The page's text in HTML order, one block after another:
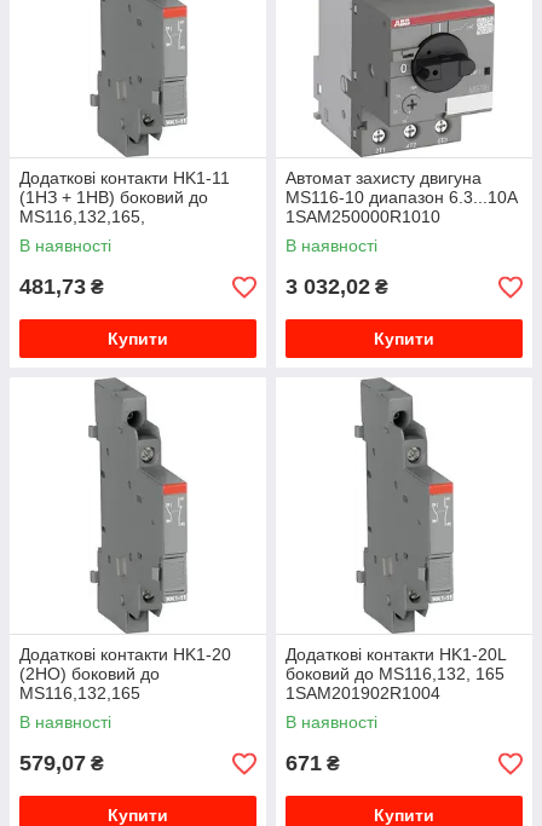
Додаткові контакти HK1-11
(1НЗ + 1НВ) боковий до
MS116,132,165,
1SAM201902R1001
В наявності
481,73 ₴
Купити
Автомат захисту двигуна
MS116-10 диапазон 6.3...10A
1SAM250000R1010
В наявності
3 032,02 ₴
Купити
Додаткові контакти HK1-20
(2НО) боковий до
MS116,132,165
1SAM201902R1002
В наявності
579,07 ₴
Купити
Додаткові контакти HK1-20L
боковий до MS116,132, 165
1SAM201902R1004
В наявності
671 ₴
Купити